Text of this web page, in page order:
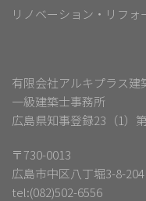
リノベーション・リフォ
有限会社アルキプラス建
一級建築士事務所
広島県知事登録23（1）
〒730-0013
広島市中区八丁堀3-8-204
tel:(082)502-6556